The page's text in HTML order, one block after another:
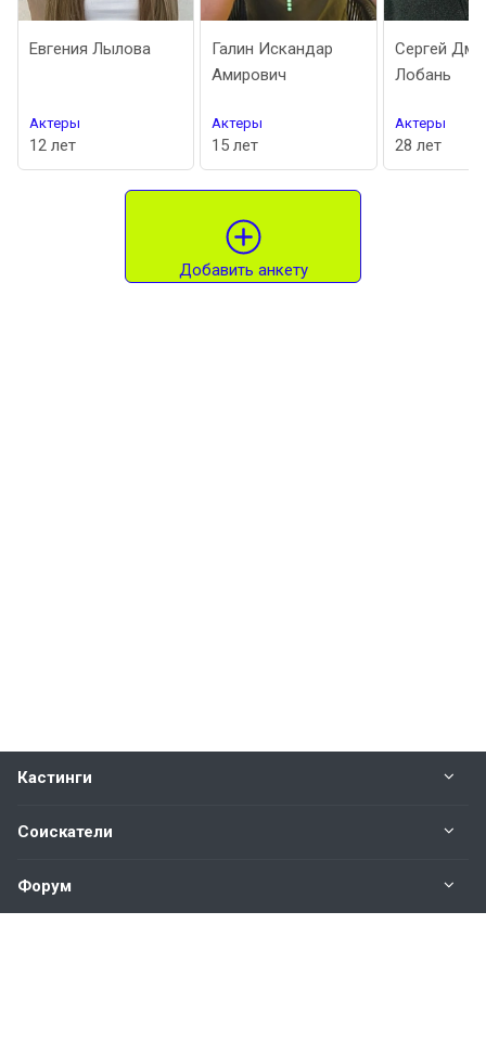
Евгения Лылова
Актеры
12 лет
Галин Искандар
Амирович
Актеры
15 лет
Сергей
Лобань
Актеры
28 лет
Добавить анкету
Кастинги
Соискатели
Форум